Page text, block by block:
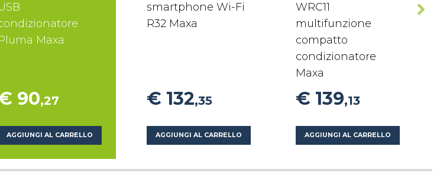
Maxa
90,27
AGGIUNGI AL CARRELLO
smartphone Wi-Fi
R32 Maxa
€ 132,35
AGGIUNGI AL CARRELLO
WRC11
multifunzione
compatto
condizionatore
Maxa
€ 139,13
AGGIUNGI AL CARRELLO